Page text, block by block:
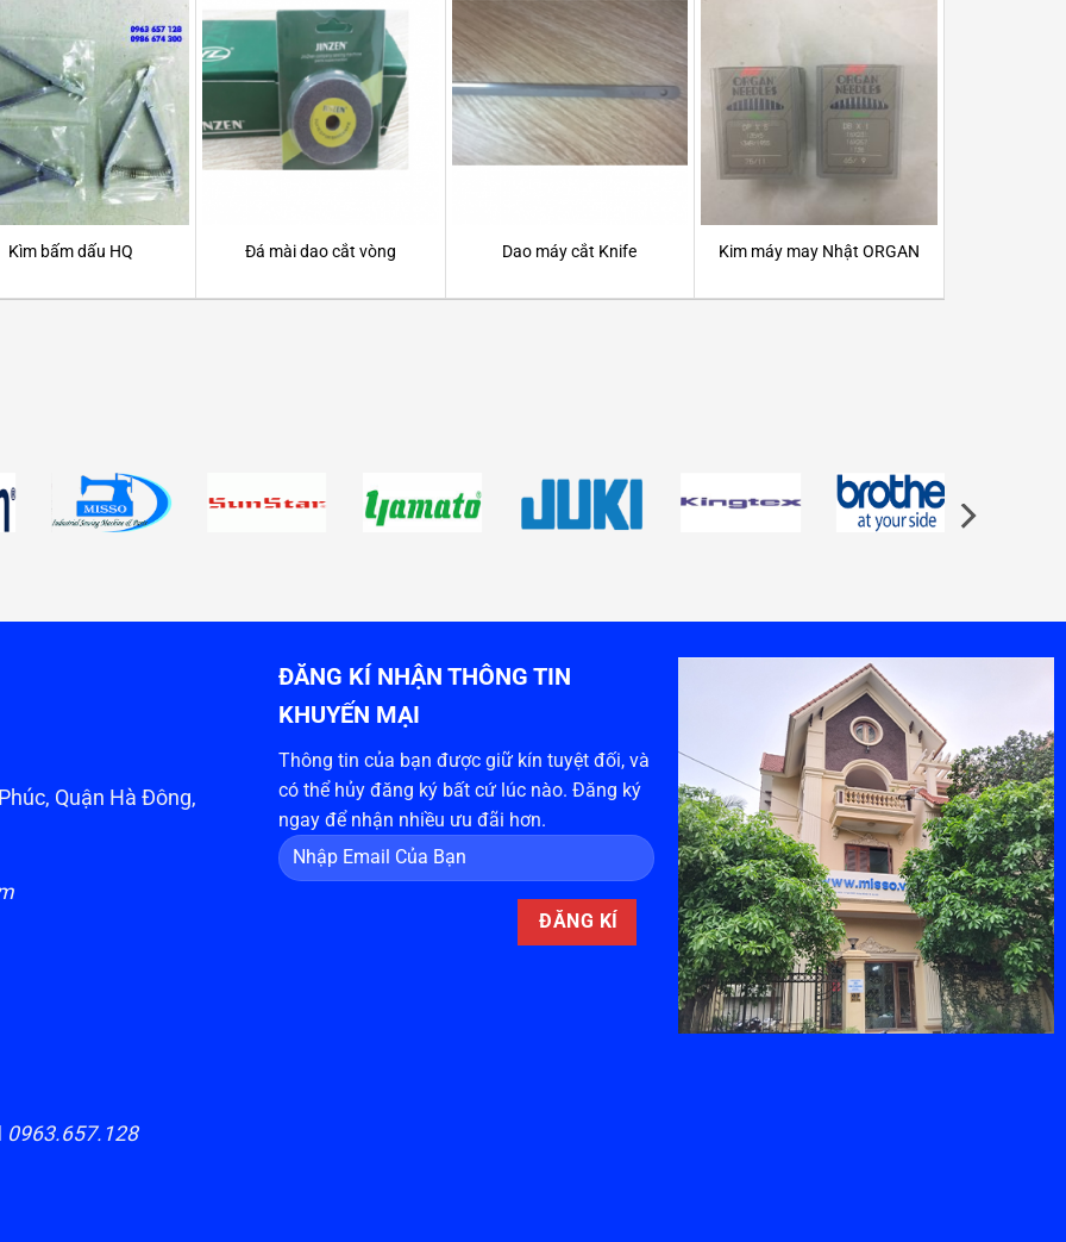
Kìm bấm dấu HQ Đá mài dao cắt vòng Dao máy cắt Knife Kim máy may Nhật ORGAN
Quận Hà Đông,
0963.657.128
ĐĂNG KÍ NHẬN THÔNG TIN
KHUYẾN MẠI
Thông tin của bạn được giữ kín tuyệt đối, và
có thể hủy đăng ký bất cứ lúc nào. Đăng ký
ngay để nhận nhiều ưu đãi hơn.